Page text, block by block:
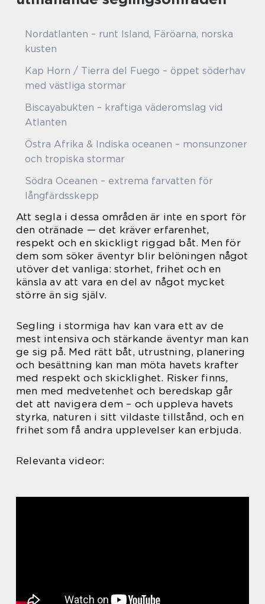
Nordatlanten – runt Island, Färöarna, norska
kusten
Kap Horn / Tierra del Fuego – öppet söderhav
med västliga stormar
Biscayabukten – kraftiga väderomslag vid
Atlanten
Östra Afrika & Indiska oceanen – monsunzoner
och tropiska stormar
Södra Oceanen – extrema farvatten för
långfärdsskepp
Att segla i dessa områden är inte en sport för
den otränade — det kräver erfarenhet,
respekt och en skickligt riggad båt. Men för
dem som söker äventyr blir belöningen något
utöver det vanliga: storhet, frihet och en
känsla av att vara en del av något mycket
större än sig själv.
Segling i stormiga hav kan vara ett av de
mest intensiva och stärkande äventyr man kan
ge sig på. Med rätt båt, utrustning, planering
och besättning kan man möta havets krafter
med respekt och skicklighet. Risker finns,
men med medvetenhet och beredskap går
det att navigera dem – och uppleva havets
styrka, naturen i sitt vildaste tillstånd, och en
frihet som få andra upplevelser kan erbjuda.
Relevanta videor: